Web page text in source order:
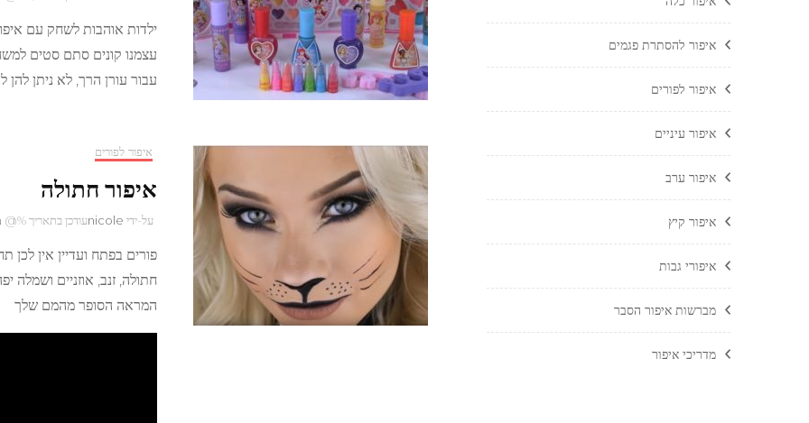
ילדות אוהבות לשחק עם
עצמנו קונים סתם סטים
עבור עורן הרך, לא ניתן
איפור לפורים
איפור חתולה
על-ידי nicoleעודכן בתאריך %@
פורים בפתח ועדיין אין
חתולה, זנב, אוזניים
המראה הסופר מהמם שלך
איפור להסתרת פגמים
איפור לפורים
איפור עיניים
איפור ערב
איפור קיץ
איפורי גבות
מברשות איפור הסבר
מדריכי איפור